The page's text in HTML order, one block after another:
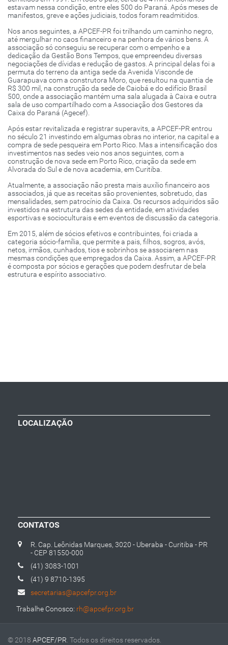
estavam nessa condição, entre eles 500 do Paraná. Após meses de
manifestos, greve e ações judiciais, todos foram readmitidos.
Nos anos seguintes, a APCEF-PR foi trilhando um caminho negro,
até mergulhar no caos financeiro e na penhora de vários bens. A
associação só conseguiu se recuperar com o empenho e a
dedicação da Gestão Bons Tempos, que empreendeu diversas
negociações de dívidas e redução de gastos. A principal delas foi a
permuta do terreno da antiga sede da Avenida Visconde de
Guarapuava com a construtora Moro, que resultou na quantia de
R$ 300 mil, na construção da sede de Caiobá e do edifício Brasil
500, onde a associação mantém uma sala alugada à Caixa e outra
sala de uso compartilhado com a Associação dos Gestores da
Caixa do Paraná (Agecef).
Após estar revitalizada e registrar superavits, a APCEF-PR entrou
no século 21 investindo em algumas obras no interior, na capital e a
compra de sede pesqueira em Porto Rico. Mas a intensificação dos
investimentos nas sedes veio nos anos seguintes, com a
construção de nova sede em Porto Rico, criação da sede em
Alvorada do Sul e de nova academia, em Curitiba.
Atualmente, a associação não presta mais auxílio financeiro aos
associados, já que as receitas são provenientes, sobretudo, das
mensalidades, sem patrocínio da Caixa. Os recursos adquiridos são
investidos na estrutura das sedes da entidade, em atividades
esportivas e socioculturais e em eventos de discussão da categoria.
Em 2015, além de sócios efetivos e contribuintes, foi criada a
categoria sócio-família, que permite a pais, filhos, sogros, avós,
netos, irmãos, cunhados, tios e sobrinhos se associarem nas
mesmas condições que empregados da Caixa. Assim, a APCEF-PR
é composta por sócios e gerações que podem desfrutar de bela
estrutura e espírito associativo.
LOCALIZAÇÃO
CONTATOS
R. Cap. Leônidas Marques, 3020 - Uberaba - Curitiba - PR
- CEP 81550-000
(41) 3083-1001
(41) 9 8710-1395
secretarias@apcefpr.org.br
Trabalhe Conosco: rh@apcefpr.org.br
© 2018 APCEF/PR. Todos os direitos reservados.